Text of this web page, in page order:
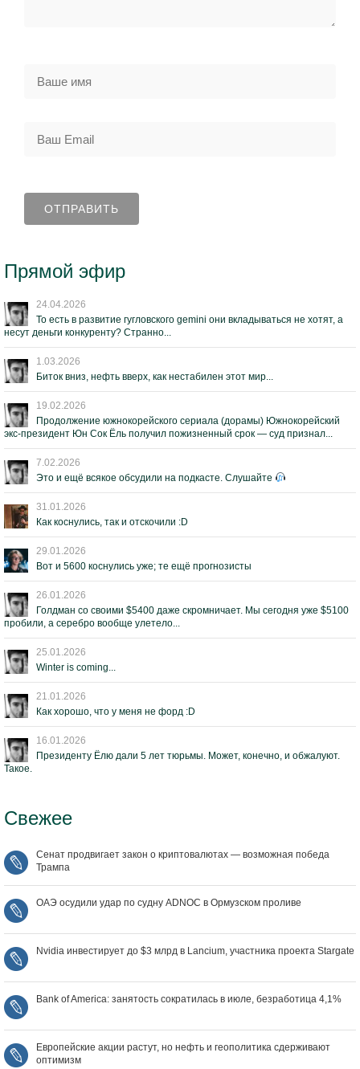
Прямой эфир
24.04.2026
То есть в развитие гугловского gemini они вкладываться не хотят, а
несут деньги конкуренту? Странно...
1.03.2026
Биток вниз, нефть вверх, как нестабилен этот мир...
19.02.2026
Продолжение южнокорейского сериала (дорамы) Южнокорейский
экс-президент Юн Сок Ёль получил пожизненный срок — суд признал...
7.02.2026
Это и ещё всякое обсудили на подкасте. Слушайте
31.01.2026
Как коснулись, так и отскочили :D
29.01.2026
Вот и 5600 коснулись уже; те ещё прогнозисты
26.01.2026
Голдман со своими $5400 даже скромничает. Мы сегодня уже $5100
пробили, а серебро вообще улетело...
25.01.2026
Winter is coming...
21.01.2026
Как хорошо, что у меня не форд :D
16.01.2026
Президенту Ёлю дали 5 лет тюрьмы. Может, конечно, и обжалуют.
Такое.
Свежее
Сенат продвигает закон о криптовалютах — возможная победа
Трампа
ОАЭ осудили удар по судну ADNOC в Ормузском проливе
Nvidia инвестирует до $3 млрд в Lancium, участника проекта Stargate
Bank of America: занятость сократилась в июле, безработица 4,1%
Европейские акции растут, но нефть и геополитика сдерживают
оптимизм